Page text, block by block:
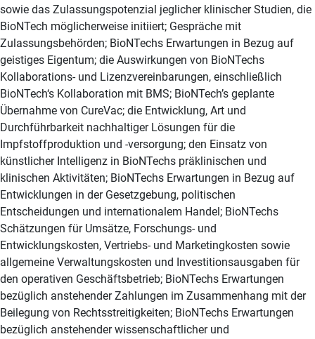
sowie das Zulassungspotenzial jeglicher klinischer Studien, die
BioNTech möglicherweise initiiert; Gespräche mit
Zulassungsbehörden; BioNTechs Erwartungen in Bezug auf
geistiges Eigentum; die Auswirkungen von BioNTechs
Kollaborations- und Lizenzvereinbarungen, einschließlich
BioNTech‘s Kollaboration mit BMS; BioNTech’s geplante
Übernahme von CureVac; die Entwicklung, Art und
Durchführbarkeit nachhaltiger Lösungen für die
Impfstoffproduktion und -versorgung; den Einsatz von
künstlicher Intelligenz in BioNTechs präklinischen und
klinischen Aktivitäten; BioNTechs Erwartungen in Bezug auf
Entwicklungen in der Gesetzgebung, politischen
Entscheidungen und internationalem Handel; BioNTechs
Schätzungen für Umsätze, Forschungs- und
Entwicklungskosten, Vertriebs- und Marketingkosten sowie
allgemeine Verwaltungskosten und Investitionsausgaben für
den operativen Geschäftsbetrieb; BioNTechs Erwartungen
bezüglich anstehender Zahlungen im Zusammenhang mit der
Beilegung von Rechtsstreitigkeiten; BioNTechs Erwartungen
bezüglich anstehender wissenschaftlicher und